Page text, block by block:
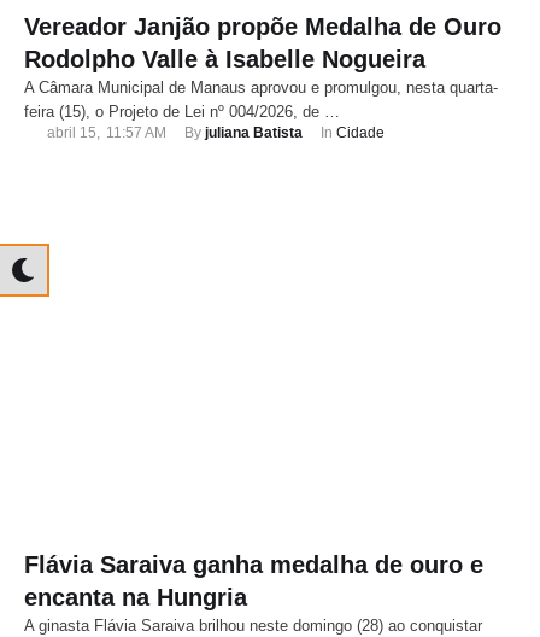
Vereador Janjão propõe Medalha de Ouro
Rodolpho Valle à Isabelle Nogueira
A Câmara Municipal de Manaus aprovou e promulgou, nesta quarta-
feira (15), o Projeto de Lei nº 004/2026, de …
abril 15, 11:57 AM By juliana Batista In Cidade
Flávia Saraiva ganha medalha de ouro e
encanta na Hungria
A ginasta Flávia Saraiva brilhou neste domingo (28) ao conquistar